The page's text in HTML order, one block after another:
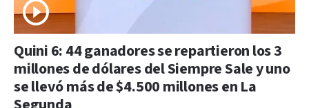
Quini 6: 44 ganadores se repartieron los 3
millones de dólares del Siempre Sale y uno
se llevó más de $4.500 millones en La